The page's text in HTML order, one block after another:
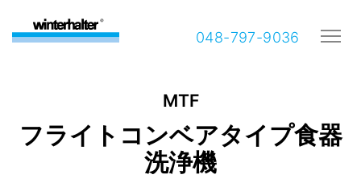
048-797-9036
MTF
フライトコンベアタイプ食器
洗浄機